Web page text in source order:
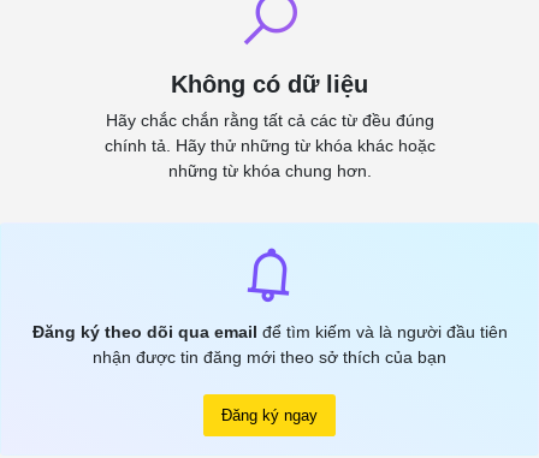
Không có dữ liệu
Hãy chắc chắn rằng tất cả các từ đều đúng
chính tả. Hãy thử những từ khóa khác hoặc
những từ khóa chung hơn.
Đăng ký theo dõi qua email để tìm kiếm và là người đầu tiên
nhận được tin đăng mới theo sở thích của bạn
Đăng ký ngay